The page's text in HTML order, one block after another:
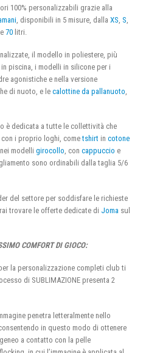
100% personalizzabili grazie alla
, disponibili in 5 misure, dalla XS S
e 70 litri.
il modello in poliestere, più
piscina, i modelli in silicone per i
agonistiche e nella versione
di nuoto, e le calottine da pallanuoto,
è dedicata a tutte le collettività che
i proprio loghi, cometshirt in cotone
modelli girocollo, con cappuccio e
sono ordinabili dalla taglia 5/6
del settore per soddisfare le richieste
trovare le offerte dedicate di Joma sul
COMFORT DI GIOCO:
la personalizzazione completi club ti
di SUBLIMAZIONE presenta 2
penetra letteralmente nello
in questo modo di ottenere
a contatto con la pelle